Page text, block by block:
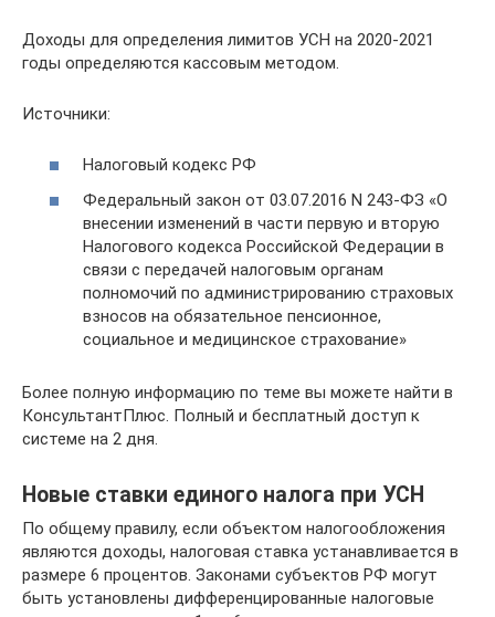
Доходы для определения лимитов УСН на 2020-2021
годы определяются кассовым методом.
Источники:
Налоговый кодекс РФ
Федеральный закон от 03.07.2016 N 243-ФЗ «О
внесении изменений в части первую и вторую
Налогового кодекса Российской Федерации в
связи с передачей налоговым органам
полномочий по администрированию страховых
взносов на обязательное пенсионное,
социальное и медицинское страхование»
Более полную информацию по теме вы можете найти в
КонсультантПлюс. Полный и бесплатный доступ к
системе на 2 дня.
Новые ставки единого налога при УСН
По общему правилу, если объектом налогообложения
являются доходы, налоговая ставка устанавливается в
размере 6 процентов. Законами субъектов РФ могут
быть установлены дифференцированные налоговые